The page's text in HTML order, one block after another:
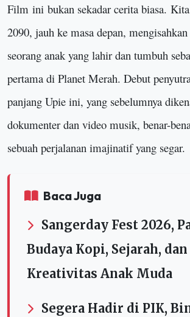
Film ini bukan sekadar cerita biasa. Kita
2090, jauh ke masa depan,
seorang anak yang lahir dan tumbuh
pertama di Planet Merah. Debut
panjang Upie ini, yang sebelumnya
dokumenter dan video musik, benar-
sebuah perjalanan imajinatif yang segar.
Baca Juga
Sangerday Fest 2026,
Budaya Kopi, Sejarah, dan
Kreativitas Anak Muda
Segera Hadir di PIK,